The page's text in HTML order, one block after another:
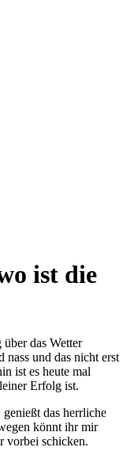
ist die
das Wetter
nass und das nicht erst
ist es heute mal
Erfolg ist.
das herrliche
könnt ihr mir
vorbei schicken.